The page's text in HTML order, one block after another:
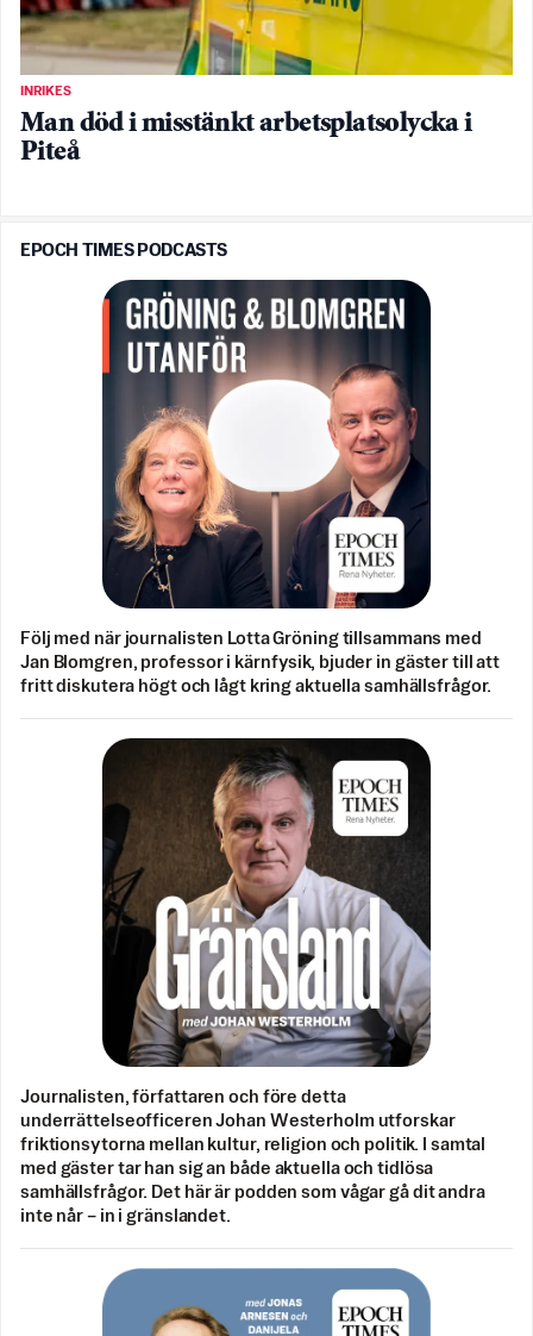
INRIKES
Man död i misstänkt arbetsplatsolycka i
Piteå
EPOCH TIMES PODCASTS
Följ med när journalisten Lotta Gröning tillsammans med
Jan Blomgren, professor i kärnfysik, bjuder in gäster till att
fritt diskutera högt och lågt kring aktuella samhällsfrågor.
Journalisten, författaren och före detta
underrättelseofficeren Johan Westerholm utforskar
friktionsytorna mellan kultur, religion och politik. I samtal
med gäster tar han sig an både aktuella och tidlösa
samhällsfrågor. Det här är podden som vågar gå dit andra
inte når – in i gränslandet.